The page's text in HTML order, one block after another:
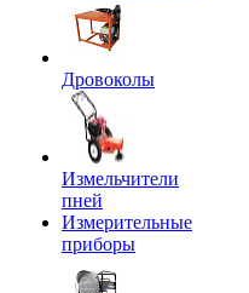
Дровоколы
Измельчители
пней
Измерительные
приборы